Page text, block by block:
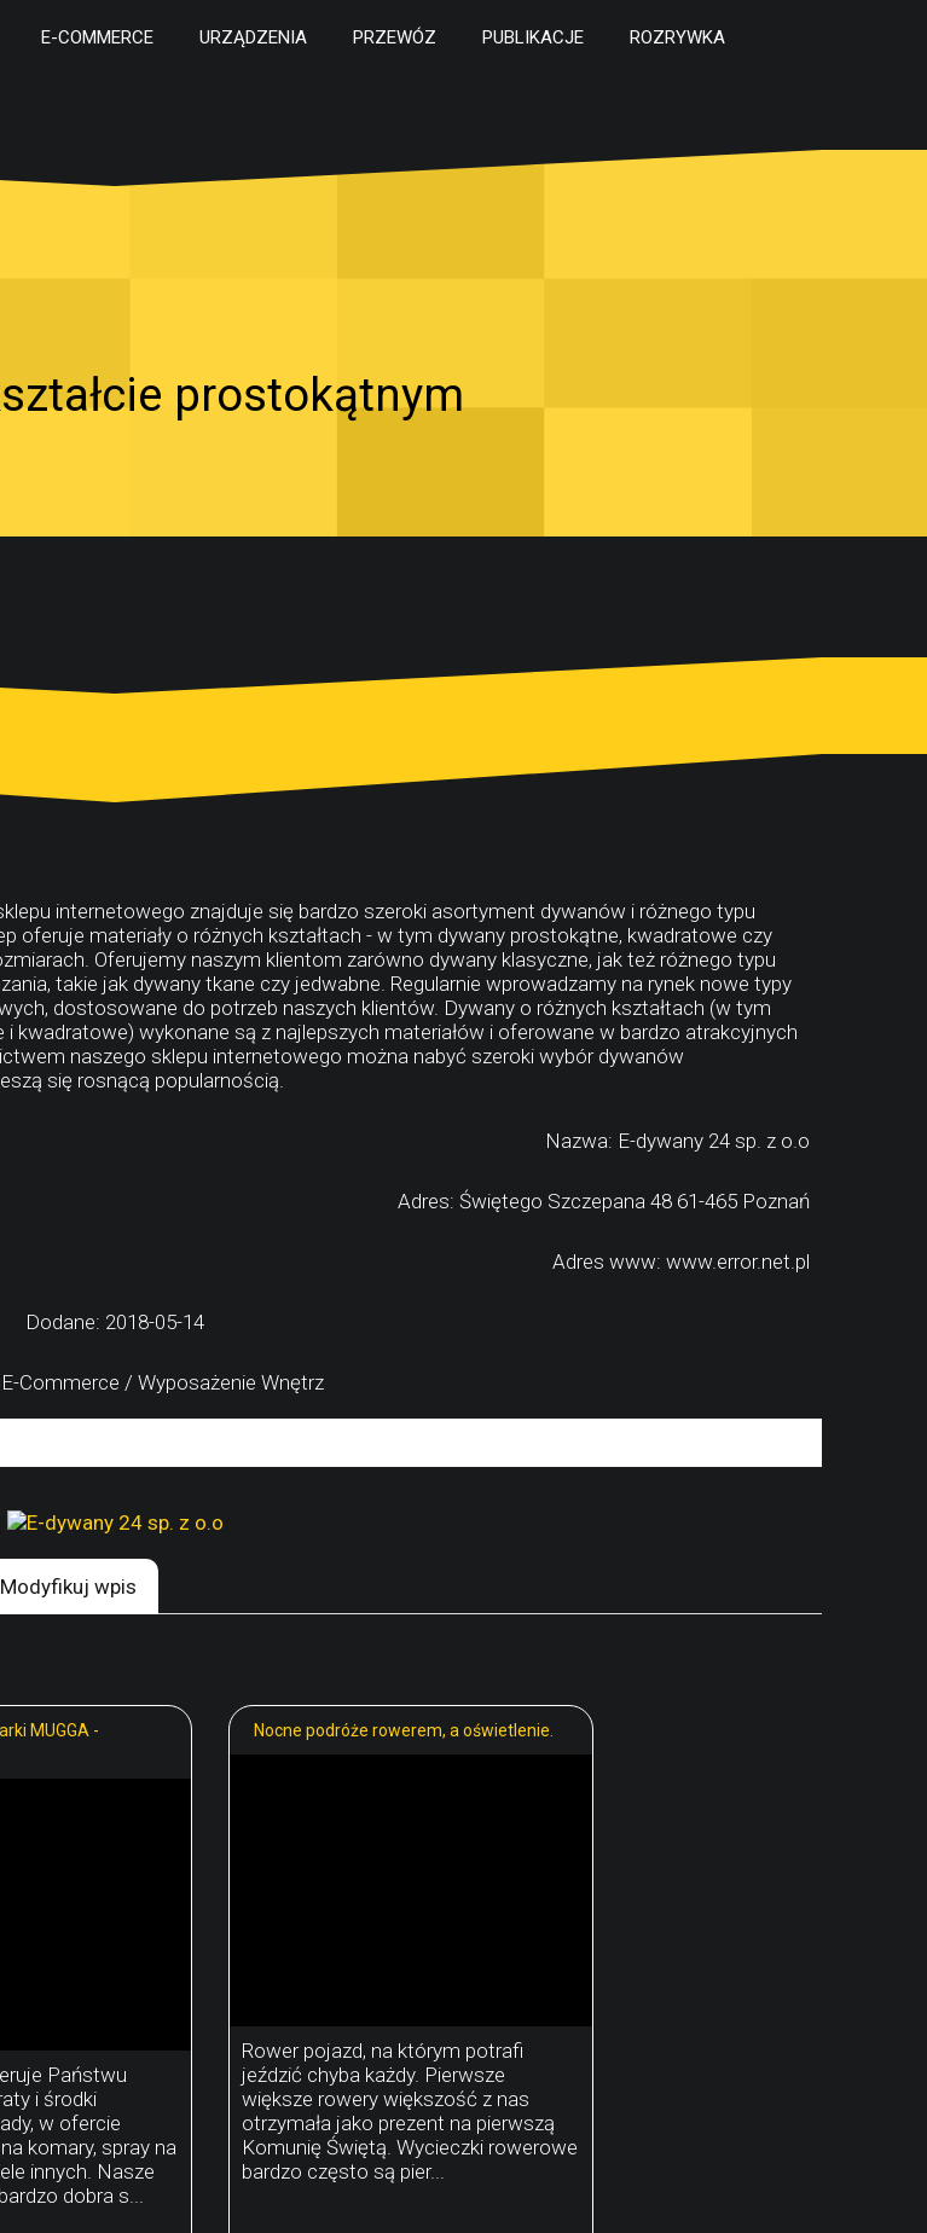
E-COMMERCE URZĄDZENIA PRZEWÓZ PUBLIKACJE ROZRYWKA
prostokątnym
internetowego znajduje się bardzo szeroki asortyment dywanów i różnego typu
oferuje materiały o różnych kształtach - w tym dywany prostokątne, kwadratowe czy
Oferujemy naszym klientom zarówno dywany klasyczne, jak też różnego typu
takie jak dywany tkane czy jedwabne. Regularnie wprowadzamy na rynek nowe typy
dostosowane do potrzeb naszych klientów. Dywany o różnych kształtach (w tym
kwadratowe) wykonane są z najlepszych materiałów i oferowane w bardzo atrakcyjnych
naszego sklepu internetowego można nabyć szeroki wybór dywanów
się rosnącą popularnością.
Nazwa: E-dywany 24 sp. z o.o
Adres: Świętego Szczepana 48 61-465 Poznań
Adres www: www.error.net.pl
Dodane: 2018-05-14
Commerce / Wyposażenie Wnętrz
Modyfikuj wpis
MUGGA -
Państwu
i środki
w ofercie
komary, spray na
innych. Nasze
dobra s...
Nocne podróże rowerem, a oświetlenie.
Rower pojazd, na którym potrafi
jeździć chyba każdy. Pierwsze
większe rowery większość z nas
otrzymała jako prezent na pierwszą
Komunię Świętą. Wycieczki rowerowe
bardzo często są pier...